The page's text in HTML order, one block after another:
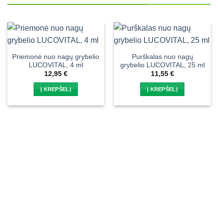
Priemonė nuo nagų grybelio
LUCOVITAL, 4 ml
12,95 €
Į KREPŠELĮ
Purškalas nuo nagų
grybelio LUCOVITAL, 25 ml
11,55 €
Į KREPŠELĮ